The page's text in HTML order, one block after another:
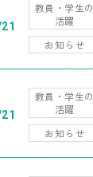
教員・学生の
活躍
お知らせ
教員・学生の
活躍
お知らせ